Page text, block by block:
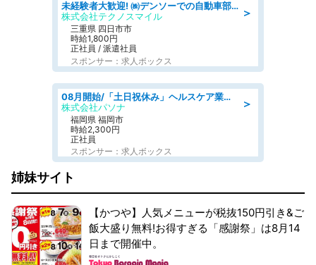
＞
未経験者大歓迎! ㈱デンソーでの自動車部品の組立作業 denso aichi
株式会社テクノスマイル
三重県 四日市市
時給1,800円
正社員 / 派遣社員
スポンサー：求人ボックス
＞
08月開始/「土日祝休み」ヘルスケア業界の産業保健師/高時給/未経験OK/要資格:保健師、正看護師
株式会社パソナ
福岡県 福岡市
時給2,300円
正社員
スポンサー：求人ボックス
姉妹サイト
【かつや】人気メニューが税抜150円引き&ご
飯大盛り無料!お得すぎる「感謝祭」は8月14
日まで開催中。